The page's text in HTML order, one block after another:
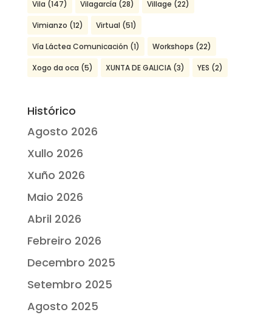
Vila (147) Vilagarcía (28) Village (22)
Vimianzo (12) Virtual (51)
Vía Láctea Comunicación (1) Workshops (22)
Xogo da oca (5) XUNTA DE GALICIA(3) YES (2)
Histórico
Agosto 2026
Xullo 2026
Xuño 2026
Maio 2026
Abril 2026
Febreiro 2026
Decembro 2025
Setembro 2025
Agosto 2025